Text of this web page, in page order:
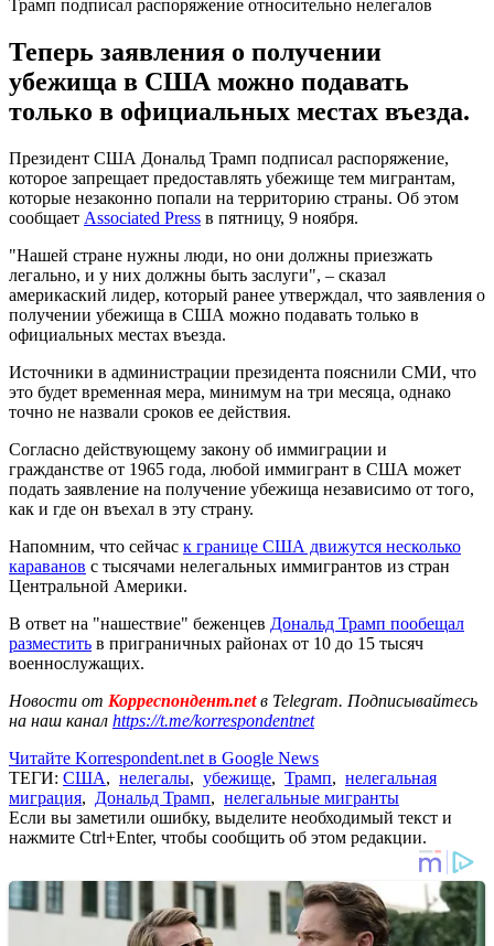
Трамп подписал распоряжение относительно нелегалов
Теперь заявления о получении
убежища в США можно подавать
только в официальных местах въезда.
Президент США Дональд Трамп подписал распоряжение,
которое запрещает предоставлять убежище тем мигрантам,
которые незаконно попали на территорию страны. Об этом
сообщает Associated Press в пятницу, 9 ноября.
"Нашей стране нужны люди, но они должны приезжать
легально, и у них должны быть заслуги", – сказал
америкаский лидер, который ранее утверждал, что заявления о
получении убежища в США можно подавать только в
официальных местах въезда.
Источники в администрации президента пояснили СМИ, что
это будет временная мера, минимум на три месяца, однако
точно не назвали сроков ее действия.
Согласно действующему закону об иммиграции и
гражданстве от 1965 года, любой иммигрант в США может
подать заявление на получение убежища независимо от того,
как и где он въехал в эту страну.
Напомним, что сейчас к границе США движутся несколько
караванов с тысячами нелегальных иммигрантов из стран
Центральной Америки.
В ответ на "нашествие" беженцев Дональд Трамп пообещал
разместить в приграничных районах от 10 до 15 тысяч
военнослужащих.
Новости от Корреспондент.netв Telegram. Подписывайтесь
на наш канал https://t.me/korrespondentnet
Читайте Korrespondent.net в Google News
ТЕГИ: США, нелегалы, убежище, Трамп, нелегальная
миграция, Дональд Трамп, нелегальные мигранты
Если вы заметили ошибку, выделите необходимый текст и
нажмите Ctrl+Enter, чтобы сообщить об этом редакции.